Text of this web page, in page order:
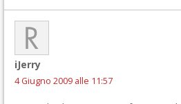
iJerry
4 Giugno 2009 alle 11:57